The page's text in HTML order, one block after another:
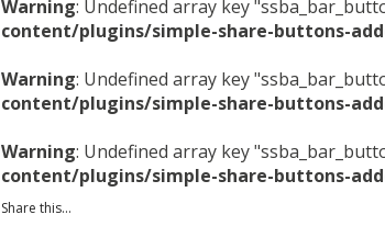
Warning: Undefined array key
content/plugins/simple-share-buttons-
Warning: Undefined array key
content/plugins/simple-share-buttons-
Warning: Undefined array key
content/plugins/simple-share-buttons-
Share this...